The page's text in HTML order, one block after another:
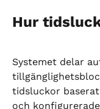
Hur
Systemet delar
tidsluckor
och